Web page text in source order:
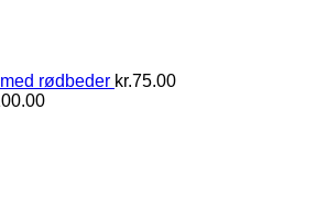
rødbeder kr.75.00